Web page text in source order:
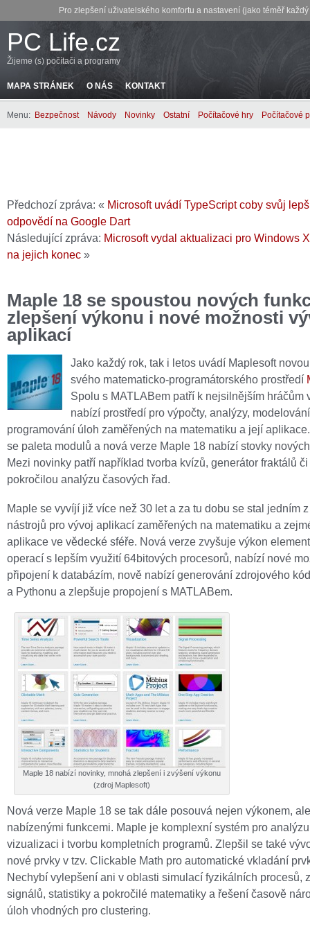
Pro zlepšení uživatelského komfortu a nastavení (jako téměř
PC Life.cz
Žijeme (s) počítači a programy
MAPA STRÁNEK O NÁS KONTAKT
Menu: Bezpečnost Návody Novinky Ostatní Počítačové hry Počítačové
Předchozí zpráva: « Microsoft uvádí TypeScript coby svůj
odpovědí na Google Dart
Následující zpráva: Microsoft vydal aktualizaci pro Windows
na jejich konec »
Maple 18 se spoustou nových
zlepšení výkonu i nové možnosti
aplikací
Jako každý rok, tak i letos uvádí Maplesoft
svého matematicko-programátorského prostředí
Spolu s MATLABem patří k nejsilnějším hráčům
nabízí prostředí pro výpočty, analýzy,
programování úloh zaměřených na matematiku a její
se paleta modulů a nová verze Maple 18 nabízí stovky
Mezi novinky patří například tvorba kvízů, generátor fraktálů
pokročilou analýzu časových řad.
Maple se vyvíjí již více než 30 let a za tu dobu se stal jedním
nástrojů pro vývoj aplikací zaměřených na matematiku a
aplikace ve vědecké sféře. Nová verze zvyšuje výkon
operací s lepším využití 64bitových procesorů, nabízí nové
připojení k databázím, nově nabízí generování zdrojového
a Pythonu a zlepšuje propojení s MATLABem.
Maple 18 nabízí novinky, mnohá zlepšení i zvýšení výkonu
(zdroj Maplesoft)
Nová verze Maple 18 se tak dále posouvá nejen výkonem,
nabízenými funkcemi. Maple je komplexní systém pro
vizualizaci i tvorbu kompletních programů. Zlepšil se také
nové prvky v tzv. Clickable Math pro automatické vkladání
Nechybí vylepšení ani v oblasti simulací fyzikálních procesů,
signálů, statistiky a pokročilé matematiky a řešení časově
úloh vhodných pro clustering.